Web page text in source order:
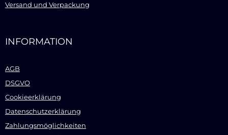
Versand und Verpackung
INFORMATION
AGB
DSGVO
Cookieerklärung
Datenschutzerklärung
Zahlungsmöglichkeiten